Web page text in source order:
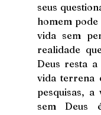
seus
homem
vida sem
realidade
Deus resta
vida terrena
pesquisas,
sem Deus